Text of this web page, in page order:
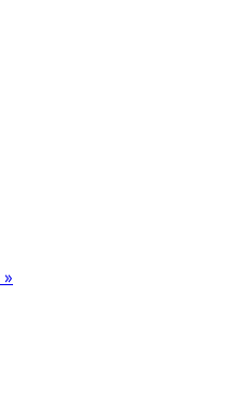
»